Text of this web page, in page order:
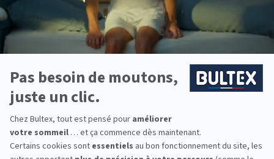
Chaque dormeur a ses besoins. Les matelas Bultex
proposent plusieurs niveaux de fermeté et
s’associent au sommier adéquat pour offrir un
soutien précis et durable.
Pensez à équiper toute la famille. Des tailles et des
conforts adaptés aux adultes, aux enfants et à la
chambre d’appoint.
*Marque la plus détenue : 18 599 personnes
interrogées de février 2019 à mars 2025. Institut
GRAND LITIER CALAIS :
essayez avant d’acheter